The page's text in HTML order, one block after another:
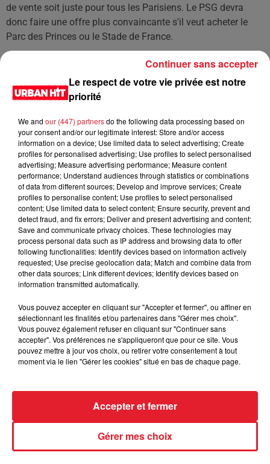
de vente soit juste pour tous les Parisiens. Le PSG devra
donc faire une offre plus convaincante s'il veut acheter le
Parc des Princes ou le Stade de France.
dépôt de cookies que vous avez exprimé. Si vous
souhaitez l'afficher, merci de nous donner votre accord
Afficher l'élément
LES DERNIÈRES NEWS Voir plus
Jay-Z se bat contre la grand-mère
d'un homme prétendant être son fils
Cassie met fin à une ex-escorte
masculine dans sa bataille...
Incendies en Gironde : encore
Le respect de votre vie privée est notre
priorité
We and our (447) partnersdo the following data processing based on
your consent and/or our legitimate interest: Store and/or access
information on a device; Use limited data to select advertising; Create
profiles for personalised advertising; Use profiles to select personalised
advertising; Measure advertising performance; Measure content
performance; Understand audiences through statistics or combinations
of data from different sources; Develop and improve services; Create
profiles to personalise content; Use profiles to select personalised
content; Use limited data to select content; Ensure security, prevent and
detect fraud, and fix errors; Deliver and present advertising and content;
Save and communicate privacy choices. These technologies may
process personal data such as IP address and browsing data to offer
following functionalities: Identify devices based on information actively
requested; Use precise geolocation data; Match and combine data from
other data sources; Link different devices; Identify devices based on
information transmitted automatically.
Vous pouvez accepter en cliquant sur "Accepter et fermer", ou affiner en
sélectionnant les finalités et/ou partenaires dans "Gérer mes choix".
Vous pouvez également refuser en cliquant sur "Continuer sans
accepter". Vos préférences ne s'appliqueront que pour ce site. Vous
pouvez mettre à jour vos choix, ou retirer votre consentement à tout
moment via le lien "Gérer les cookies" situé en bas de chaque page.
Gérer mes choix
Accepter et fermer
Continuer sans accepter